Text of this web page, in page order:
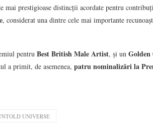
mai prestigioase distincții acordate pentru
, considerat una dintre cele mai importante
pentru Best British Male Artist, și un Golden
a primit, de asemenea, patru nominalizări la
UNIVERSE